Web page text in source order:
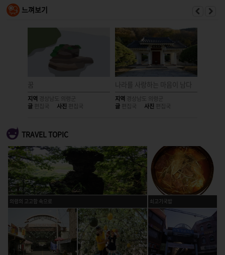
느껴보기
꿈
지역 경상남도 의령군
글 편집국 사진 편집국
나라를 사랑하는 마음이 남다
지역 경상남도 의령군
글 편집국 사진 편집국
TRAVEL TOPIC
쇠고기국밥
의령의 고고함 속으로